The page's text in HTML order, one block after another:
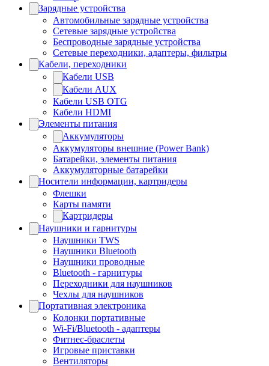
Зарядные устройства
Автомобильные зарядные устройства
Сетевые зарядные устройства
Беспроводные зарядные устройства
Сетевые переходники, адаптеры, фильтры
Кабели, переходники
Кабели USB
Кабели AUX
Кабели USB OTG
Кабели HDMI
Элементы питания
Аккумуляторы
Аккумуляторы внешние (Power Bank)
Батарейки, элементы питания
Аккумуляторные батарейки
Носители информации, картридеры
Флешки
Карты памяти
Картридеры
Наушники и гарнитуры
Наушники TWS
Наушники Bluetooth
Наушники проводные
Bluetooth - гарнитуры
Переходники для наушников
Чехлы для наушников
Портативная электроника
Колонки портативные
Wi-Fi/Bluetooth - адаптеры
Фитнес-браслеты
Игровые приставки
Вентиляторы